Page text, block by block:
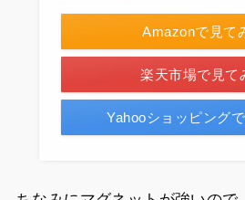
Amazonで見て
楽天市場で見て
Yahooショッピング